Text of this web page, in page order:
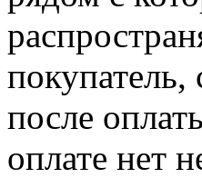
покупатель,
после
оплате нет